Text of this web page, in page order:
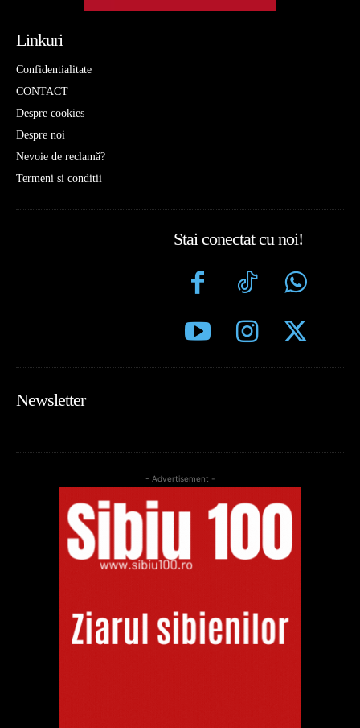
Linkuri
Confidentialitate
CONTACT
Despre cookies
Despre noi
Nevoie de reclamă?
Termeni si conditii
Stai conectat cu noi!
Newsletter
- Advertisement -